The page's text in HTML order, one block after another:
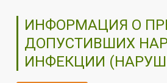
ИНФОРМАЦИЯ О
ДОПУСТИВШИХ
ИНФЕКЦИИ